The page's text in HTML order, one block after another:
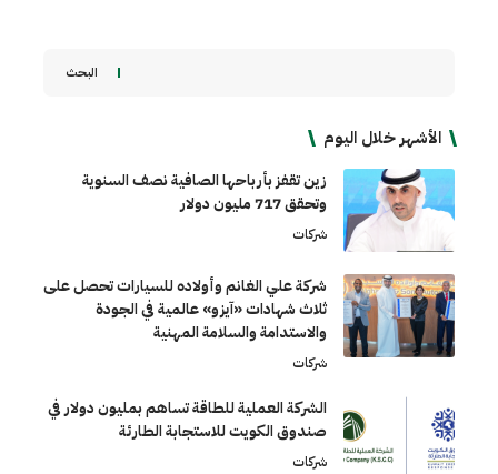
البحث
الأشهر خلال اليوم
زين تقفز بأرباحها الصافية نصف السنوية
وتحقق 717 مليون دولار
شركات
شركة علي الغانم وأولاده للسيارات تحصل على
ثلاث شهادات «آيزو» عالمية في الجودة
والاستدامة والسلامة المهنية
شركات
الشركة العملية للطاقة تساهم بمليون دولار في
صندوق الكويت للاستجابة الطارئة
شركات